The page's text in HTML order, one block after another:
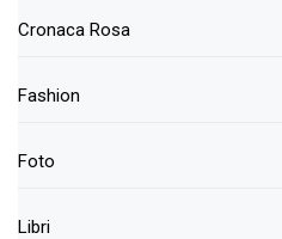
Cronaca Rosa
Fashion
Foto
Libri